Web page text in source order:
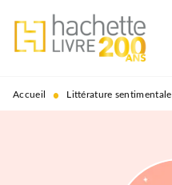
MENU RECHERCHE
PIED DE PAGE
Accueil • Littérature sentimentale